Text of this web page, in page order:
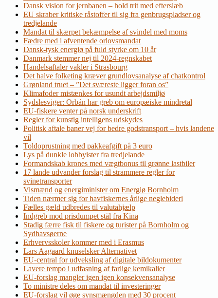
Dansk vision for jernbanen – hold trit med efterslæb
EU skraber kritiske råstoffer til sig fra genbrugspladser og
tredjelande
Mandat til skærpet bekæmpelse af svindel med moms
Fædre med i afventende orlovsmandat
Dansk-tysk energiø på fuld styrke om 10 år
Danmark stemmer nej til 2024-regnskabet
Handelsaftaler vakler i Strasbourg
Det halve folketing kræver grundlovsanalyse af chatkontrol
Grønland truet – ”Det sværeste ligger foran os”
Klimafoder mistænkes for usundt arbejdsmiljø
Sydslesviger: Orbán har greb om europæiske mindretal
EU-fiskere venter på norsk underskrift
Regler for kunstig intelligens udskydes
Politisk aftale baner vej for bedre godstransport – hvis landene
vil
Toldoprustning med pakkeafgift på 3 euro
Lys på dunkle lobbyister fra tredjelande
Formandskab krones med vægtbonus til grønne lastbiler
17 lande udvander forslag til strammere regler for
svinetransporter
Vismænd og energiminister om Energiø Bornholm
Tiden nærmer sig for havfiskernes årlige neglebideri
Fælles gæld udbredes til valutahjælp
Indgreb mod prisdumpet stål fra Kina
Stadig færre fisk til fiskere og turister på Bornholm og
Sydhavsøerne
Erhvervsskoler kommer med i Erasmus
Lars Aagaard knuselsker Alternativet
EU-central for udveksling af digitale bildokumenter
Lavere tempo i udfasning af farlige kemikalier
EU-forslag mangler igen igen konsekvensanalyse
To ministre deles om mandat til investeringer
EU-forslag vil øge synsmængden med 30 procent